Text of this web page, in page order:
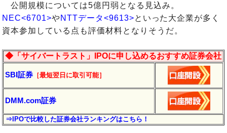
公開規模については5億円弱となる見込み。
NEC<6701>やNTTデータ<9613>といった大企業が多く
資本参加している点も評価材料となりそうだ。
◆「サイバートラスト」IPOに申し込めるおすすめ証券会社
SBI証券 ［最短翌日に取引可能］
DMM.com証券
⇒IPOで比較した証券会社ランキングはこちら！